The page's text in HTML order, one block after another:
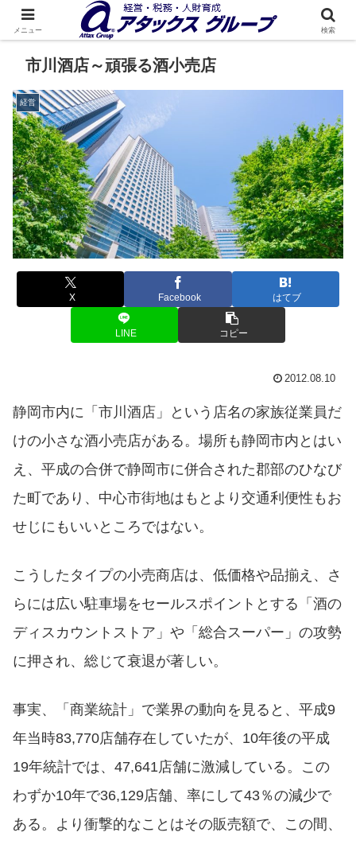
市川酒店～頑張る酒小売店
経営
X Facebook はてブ
LINE コピー
2012.08.10
静岡市内に「市川酒店」という店名の家族従業員だ
けの小さな酒小売店がある。場所も静岡市内とはい
え、平成の合併で静岡市に併合された郡部のひなび
た町であり、中心市街地はもとより交通利便性もお
せじにもいいところではない。
こうしたタイプの小売商店は、低価格や品揃え、さ
らには広い駐車場をセールスポイントとする「酒の
ディスカウントストア」や「総合スーパー」の攻勢
に押され、総じて衰退が著しい。
事実、「商業統計」で業界の動向を見ると、平成9
年当時83,770店舗存在していたが、10年後の平成
19年統計では、47,641店舗に激減している。この
わずか10年で36,129店舗、率にして43％の減少で
ある。より衝撃的なことはその販売額で、この間、
メニュー 検索